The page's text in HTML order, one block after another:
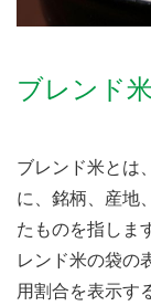
ブレンド
ブレンド米とは
に、銘柄、産地
たものを指しま
レンド米の袋の
用割合を表示す